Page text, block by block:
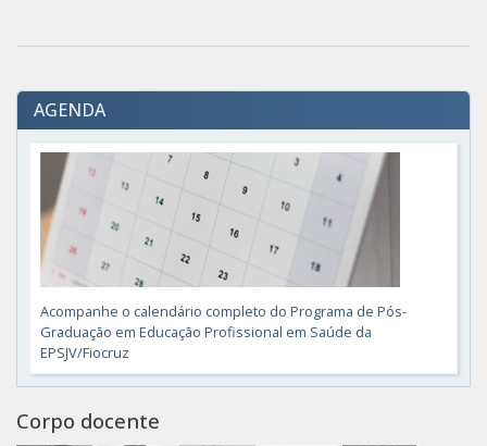
AGENDA
Acompanhe o calendário completo do Programa de Pós-
Graduação em Educação Profissional em Saúde da
EPSJV/Fiocruz
Corpo docente